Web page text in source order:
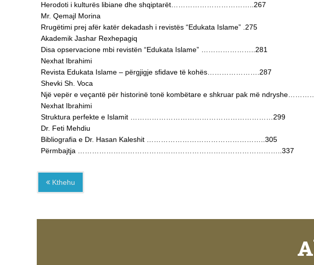
Herodoti i kulturës libiane dhe shqiptarët……………………………..267
Mr. Qemajl Morina
Rrugëtimi prej afër katër dekadash i revistës “Edukata Islame” .275
Akademik Jashar Rexhepagiq
Disa opservacione mbi revistën “Edukata Islame” …………………..281
Nexhat Ibrahimi
Revista Edukata Islame – përgjigje sfidave të kohës………………….287
Shevki Sh. Voca
Një vepër e veçantë për historinë tonë kombëtare e shkruar pak më
Nexhat Ibrahimi
Struktura perfekte e Islamit ……………………………………………………299
Dr. Feti Mehdiu
Bibliografia e Dr. Hasan Kaleshit …………………………………………..305
Përmbajtja …………………………………………………………………………..337
Kthehu